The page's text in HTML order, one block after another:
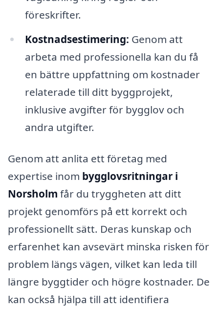
föreskrifter.
Kostnadsestimering: Genom att
arbeta med professionella kan du få
en bättre uppfattning om kostnader
relaterade till ditt byggprojekt,
inklusive avgifter för bygglov och
andra utgifter.
Genom att anlita ett företag med
expertise inom bygglovsritningar i
Norsholm får du tryggheten att ditt
projekt genomförs på ett korrekt och
professionellt sätt. Deras kunskap och
erfarenhet kan avsevärt minska risken för
problem längs vägen, vilket kan leda till
längre byggtider och högre kostnader. De
kan också hjälpa till att identifiera